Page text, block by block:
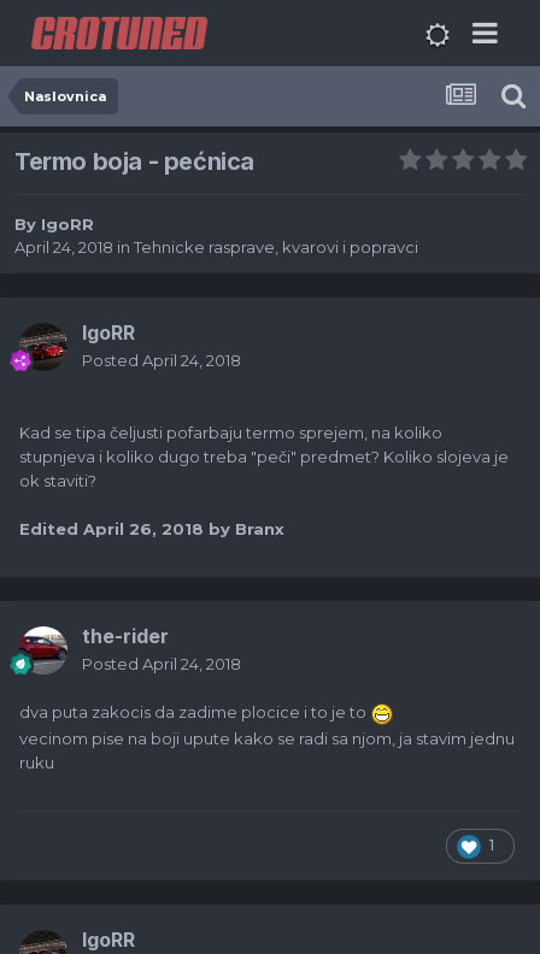
Naslovnica
Termo boja - pećnica
By IgoRR
April 24, 2018 in Tehnicke rasprave, kvarovi i popravci
IgoRR
Posted April 24, 2018
Kad se tipa čeljusti pofarbaju termo sprejem, na koliko
stupnjeva i koliko dugo treba "peči" predmet? Koliko slojeva je
ok staviti?
Edited April 26, 2018 by Branx
the-rider
Posted April 24, 2018
dva puta zakocis da zadime plocice i to je to
vecinom pise na boji upute kako se radi sa njom, ja stavim jednu
ruku
1
IgoRR